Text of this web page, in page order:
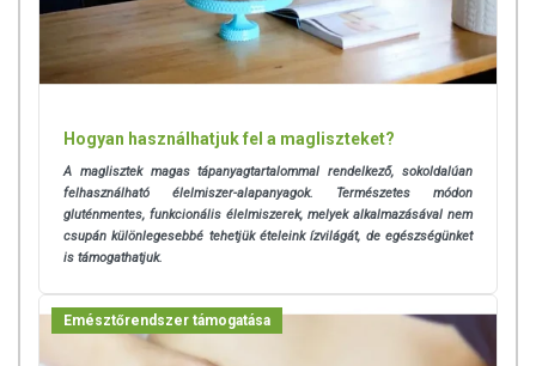
Hogyan használhatjuk fel a magliszteket?
A maglisztek magas tápanyagtartalommal rendelkező, sokoldalúan
felhasználható élelmiszer-alapanyagok. Természetes módon
gluténmentes, funkcionális élelmiszerek, melyek alkalmazásával nem
csupán különlegesebbé tehetjük ételeink ízvilágát, de egészségünket
is támogathatjuk.
Emésztőrendszer támogatása